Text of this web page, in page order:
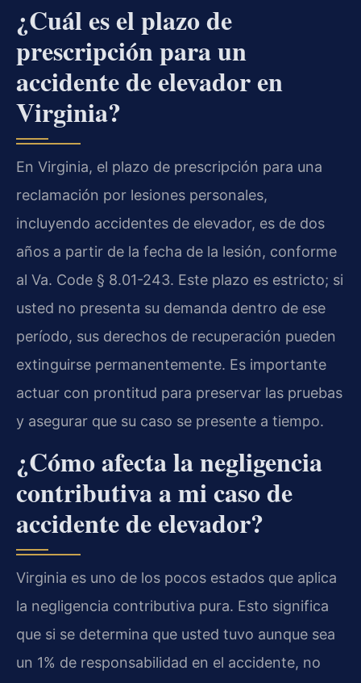
¿Cuál es el plazo de
prescripción para un
accidente de elevador en
Virginia?
En Virginia, el plazo de prescripción para una
reclamación por lesiones personales,
incluyendo accidentes de elevador, es de dos
años a partir de la fecha de la lesión, conforme
al Va. Code § 8.01-243. Este plazo es estricto; si
usted no presenta su demanda dentro de ese
período, sus derechos de recuperación pueden
extinguirse permanentemente. Es importante
actuar con prontitud para preservar las pruebas
y asegurar que su caso se presente a tiempo.
¿Cómo afecta la negligencia
contributiva a mi caso de
accidente de elevador?
Virginia es uno de los pocos estados que aplica
la negligencia contributiva pura. Esto significa
que si se determina que usted tuvo aunque sea
un 1% de responsabilidad en el accidente, no